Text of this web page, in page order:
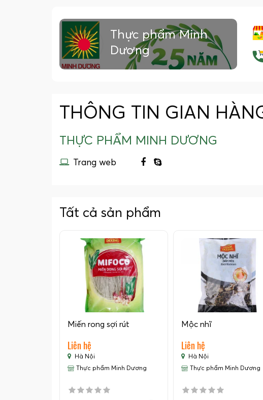
Thực phẩm Minh
Dương
THÔNG TIN GIAN
THỰC PHẨM MINH DƯƠNG
Trang web
Tất cả sản phẩm
Miến rong sợi rút
Liên hệ
Hà Nội
Thực phẩm Minh Dương
Mộc nhĩ
Liên hệ
Hà Nội
Thực phẩm Minh Dương